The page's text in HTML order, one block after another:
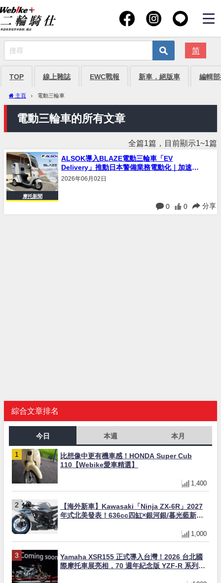
简
TOP 線上雜誌 EWC戰報 新車．絕版車 編輯
主頁 電動三輪車
電動三輪車的所有文章
全篇1篇，目前顯示1~1篇
摩托新聞
ALSOK導入BLAZE電動三輪車「EV
Delivery」推動日本警備業務電動化｜加速減
碳與永續物流轉型
2026年06月02日
0 0 分享
綜合文章排名
今日 本週 本月
比想像中更有機車感！HONDA Super Cub
110【Webike愛車精選】
1,400
【海外新車】Kawasaki「Ninja ZX-6R」2027
年式北美發表！636cc四缸×銀河銀/暮光藍新色
1,000
Yamaha XSR155 正式導入台灣！2026 台北國
際摩托車展亮相，70 週年紀念版 YZF-R 系列限